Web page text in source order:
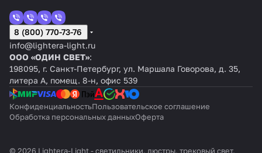
8 (800) 770-73-76
info@lightera-light.ru
ООО «ОДИН СВЕТ»:
198095, г. Санкт-Петербург, ул. Маршала Говорова, д. 35,
литера А, помещ. 8-н, офис 539
КонфиденциальностьПользовательское соглашение
Обработка персональных данныхОферта
© 2026 Lightera-Light - светильники, люстры, трековый свет,